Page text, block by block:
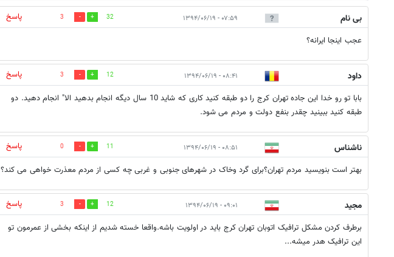
بی نام ۰۷:۵۹ - ۱۳۹۴/۰۶/۱۹ 32
3
پاسخ
عجب اینجا ایرانه؟
داود ۰۸:۴۱ - ۱۳۹۴/۰۶/۱۹ 12
3
پاسخ
بابا تو رو خدا این جاده تهران کرج را دو طبقه کنید کاری که شاید 10 سال دیگه انجام بدهید الا" انجام دهید. دو
طبقه کنید ببینید چقدر بنفع دولت و مردم می شود.
ناشناس ۰۸:۵۱ - ۱۳۹۴/۰۶/۱۹ 11
0
پاسخ
بهتر است بنویسید مردم تهران؟برای گرد وخاک در شهرهای جنوبی و غربی چه کسی از مردم معذرت خواهی می کند؟
مجید ۰۹:۰۱ - ۱۳۹۴/۰۶/۱۹ 12
3
پاسخ
برطرف کردن مشکل ترافیک اتوبان تهران کرج باید در اولویت باشه.واقعا خسته شدیم از اینکه بخشی از عمرمون تو
این ترافیک هدر میشه...